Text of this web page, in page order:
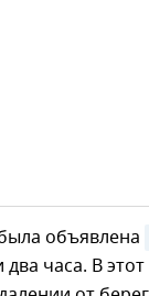
объявлена
два часа. В